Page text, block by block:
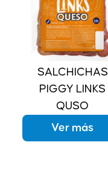
SALCHICHAS
PIGGY LINKS
QUSO
Ver más